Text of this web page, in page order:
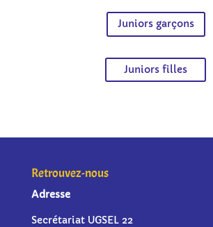
Juniors garçons
Juniors filles
Retrouvez-nous
Adresse
Secrétariat UGSEL 22